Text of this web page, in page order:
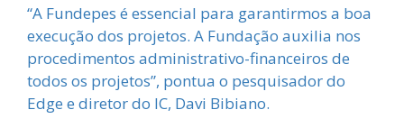
“A Fundepes é essencial para garantirmos a boa
execução dos projetos. A Fundação auxilia nos
procedimentos administrativo-financeiros de
todos os projetos”, pontua o pesquisador do
Edge e diretor do IC, Davi Bibiano.